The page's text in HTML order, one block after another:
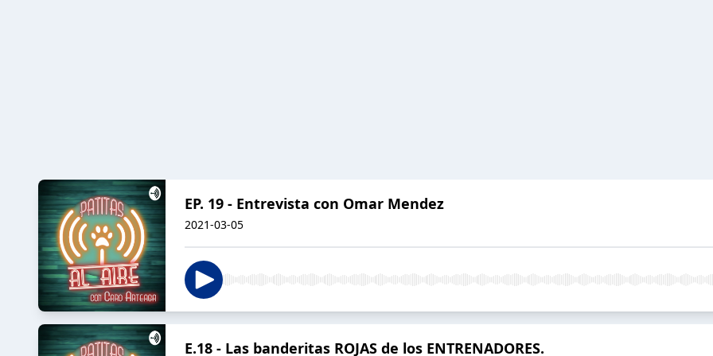
EP. 19 - Entrevista con Omar Mendez
2021-03-05
E.18 - Las banderitas ROJAS de los ENTRENADORES.